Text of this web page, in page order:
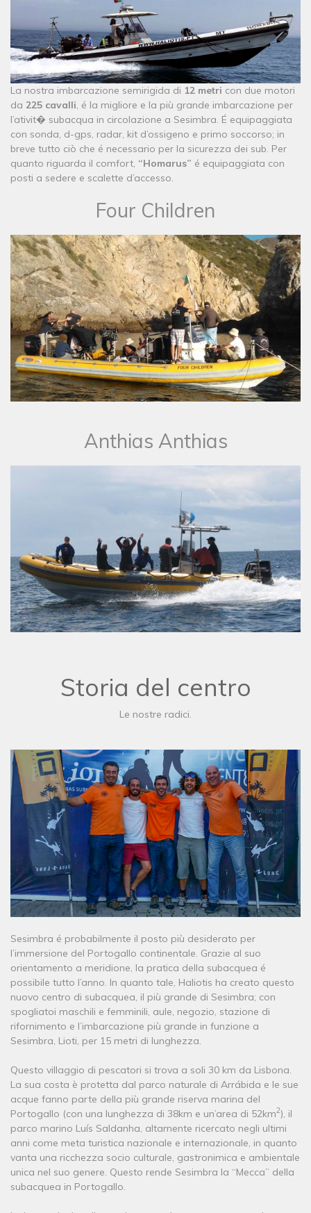
La nostra imbarcazione semirigida di 12 metri con due motori
da 225 cavalli, é la migliore e la più grande imbarcazione per
l’ativit� subacqua in circolazione a Sesimbra. É equipaggiata
con sonda, d-gps, radar, kit d’ossigeno e primo soccorso; in
breve tutto ciò che é necessario per la sicurezza dei sub. Per
quanto riguarda il comfort, “Homarus” é equipaggiata con
posti a sedere e scalette d’accesso.
Four Children
​Anthias Anthias
Storia del centro
Le nostre radici.
Sesimbra é probabilmente il posto più desiderato per
l’immersione del Portogallo continentale. Grazie al suo
orientamento a meridione, la pratica della subacquea é
possibile tutto l’anno. In quanto tale, Haliotis ha creato questo
nuovo centro di subacquea, il più grande di Sesimbra; con
spogliatoi maschili e femminili, aule, negozio, stazione di
rifornimento e l’imbarcazione più grande in funzione a
Sesimbra, Lioti, per 15 metri di lunghezza.
Questo villaggio di pescatori si trova a soli 30 km da Lisbona.
La sua costa è protetta dal parco naturale di Arrábida e le sue
acque fanno parte della più grande riserva marina del
Portogallo (con una lunghezza di 38km e un’area di 52km2), il
parco marino Luís Saldanha, altamente ricercato negli ultimi
anni come meta turistica nazionale e internazionale, in quanto
vanta una ricchezza socio culturale, gastronimica e ambientale
unica nel suo genere. Questo rende Sesimbra la “Mecca” della
subacquea in Portogallo.